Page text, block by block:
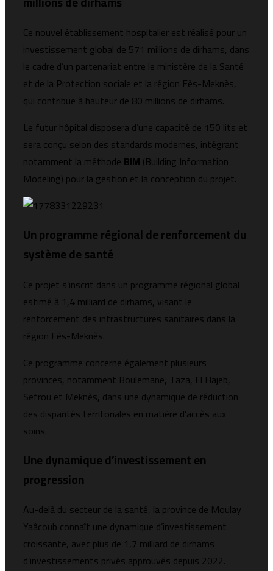
Ce nouvel établissement hospitalier est réalisé pour un
investissement global de 571 millions de dirhams, dans
le cadre d’un partenariat entre le ministère de la Santé
et de la Protection sociale et la région Fès-Meknès,
qui contribue à hauteur de 80 millions de dirhams.
Le futur hôpital disposera d’une capacité de 150 lits et
sera conçu selon des standards modernes, intégrant
notamment la méthode BIM (Building Information
Modeling) pour la gestion et la conception du projet.
Un programme régional de renforcement du
système de santé
Ce projet s’inscrit dans un programme régional global
estimé à 1,4 milliard de dirhams, visant le
renforcement des infrastructures sanitaires dans la
région Fès-Meknès.
Ce programme concerne également plusieurs
provinces, notamment Boulemane, Taza, El Hajeb,
Sefrou et Meknès, dans une dynamique de réduction
des disparités territoriales en matière d’accès aux
soins.
Une dynamique d’investissement en
progression
Au-delà du secteur de la santé, la province de Moulay
Yaâcoub connaît une dynamique d’investissement
croissante, avec plus de 1,7 milliard de dirhams
d’investissements privés approuvés depuis 2022.